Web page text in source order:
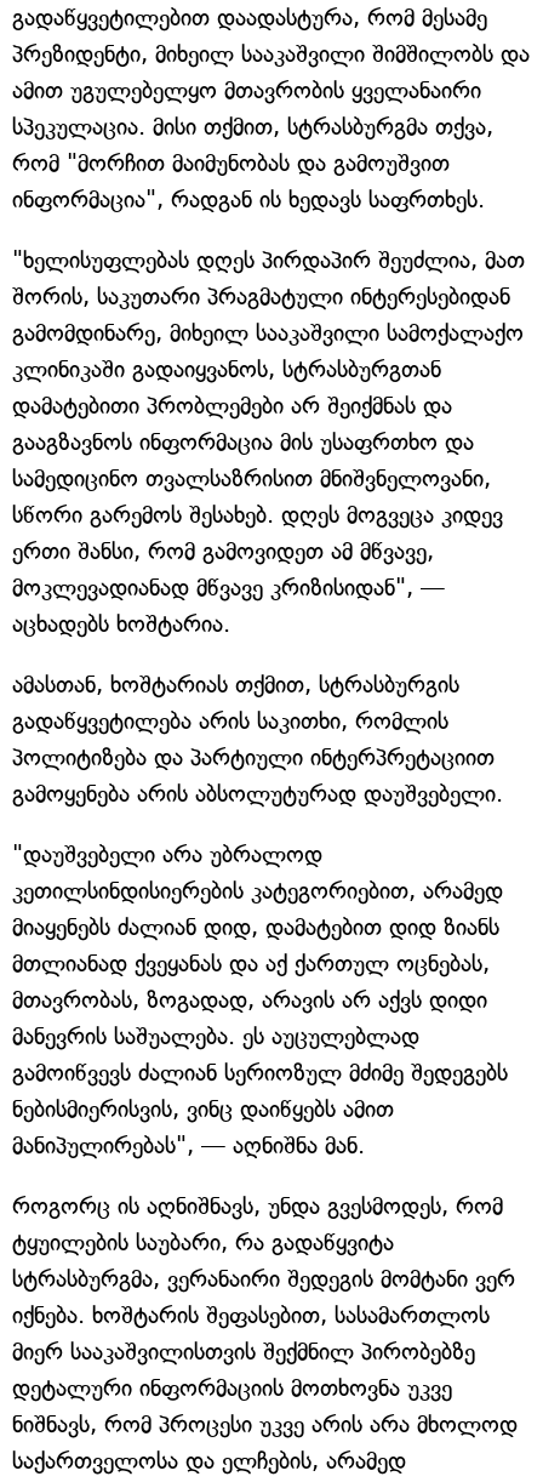
გადაწყვეტილებით დაადასტურა, რომ მესამე
პრეზიდენტი, მიხეილ სააკაშვილი შიმშილობს და
ამით უგულებელყო მთავრობის ყველანაირი
სპეკულაცია. მისი თქმით, სტრასბურგმა თქვა,
რომ "მორჩით მაიმუნობას და გამოუშვით
ინფორმაცია", რადგან ის ხედავს საფრთხეს.
"ხელისუფლებას დღეს პირდაპირ შეუძლია, მათ
შორის, საკუთარი პრაგმატული ინტერესებიდან
გამომდინარე, მიხეილ სააკაშვილი სამოქალაქო
კლინიკაში გადაიყვანოს, სტრასბურგთან
დამატებითი პრობლემები არ შეიქმნას და
გააგზავნოს ინფორმაცია მის უსაფრთხო და
სამედიცინო თვალსაზრისით მნიშვნელოვანი,
სწორი გარემოს შესახებ. დღეს მოგვეცა კიდევ
ერთი შანსი, რომ გამოვიდეთ ამ მწვავე,
მოკლევადიანად მწვავე კრიზისიდან", —
აცხადებს ხოშტარია.
ამასთან, ხოშტარიას თქმით, სტრასბურგის
გადაწყვეტილება არის საკითხი, რომლის
პოლიტიზება და პარტიული ინტერპრეტაციით
გამოყენება არის აბსოლუტურად დაუშვებელი.
"დაუშვებელი არა უბრალოდ
კეთილსინდისიერების კატეგორიებით, არამედ
მიაყენებს ძალიან დიდ, დამატებით დიდ ზიანს
მთლიანად ქვეყანას და აქ ქართულ ოცნებას,
მთავრობას, ზოგადად, არავის არ აქვს დიდი
მანევრის საშუალება. ეს აუცულებლად
გამოიწვევს ძალიან სერიოზულ მძიმე შედეგებს
ნებისმიერისვის, ვინც დაიწყებს ამით
მანიპულირებას", — აღნიშნა მან.
როგორც ის აღნიშნავს, უნდა გვესმოდეს, რომ
ტყუილების საუბარი, რა გადაწყვიტა
სტრასბურგმა, ვერანაირი შედეგის მომტანი ვერ
იქნება. ხოშტარის შეფასებით, სასამართლოს
მიერ სააკაშვილისთვის შექმნილ პირობებზე
დეტალური ინფორმაციის მოთხოვნა უკვე
ნიშნავს, რომ პროცესი უკვე არის არა მხოლოდ
საქართველოსა და ელჩების, არამედ